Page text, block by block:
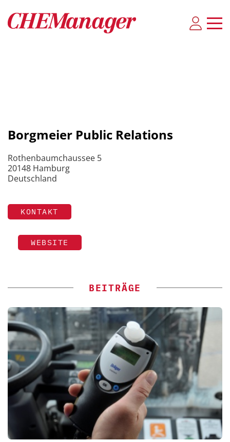
Borgmeier Public Relations
Rothenbaumchaussee 5
20148 Hamburg
Deutschland
KONTAKT
WEBSITE
BEITRÄGE